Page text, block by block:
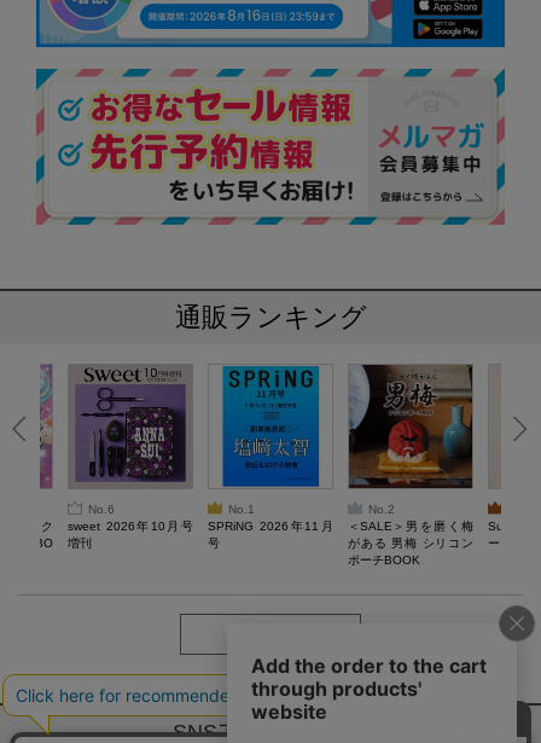
通販ランキング
るスク
ぷにBO
No.6
sweet 2026年10月号
増刊
No.1
SPRiNG 2026年11月
号
No.2
＜SALE＞男を磨く梅
がある 男梅 シリコン
ポーチBOOK
ーツチャ
SNSアカウントー覧